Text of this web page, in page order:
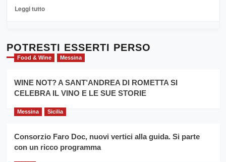
Sicilia
l’
evento
per
la
filiera
grano
Leggi tuttoLeggi
Cronoscalata
Giarre
Montesalice
per
il
anno
Franco
Caruso
POTRESTI ESSERTI PERSO
Food & Wine Messina
WINE NOT? A SANT’ANDREA DI ROMETTA SI
CELEBRA IL VINO E LE SUE STORIE
Messina Sicilia
Consorzio Faro Doc, nuovi vertici alla guida. Si parte
con un ricco programma